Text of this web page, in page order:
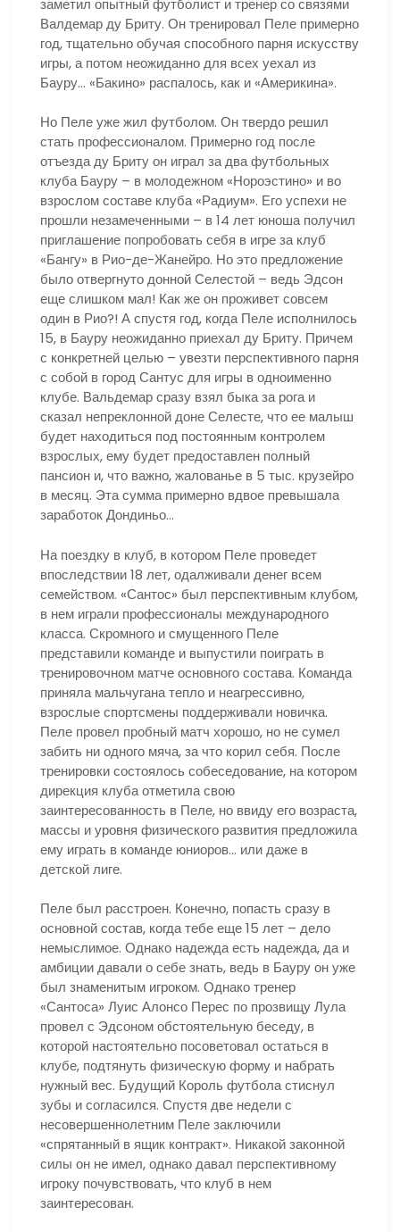
Валдемар ду Бриту. Он тренировал Пеле примерно
год, тщательно обучая способного парня искусству
игры, а потом неожиданно для всех уехал из
Бауру… «Бакино» распалось, как и «Америкина».
Но Пеле уже жил футболом. Он твердо решил
стать профессионалом. Примерно год после
отъезда ду Бриту он играл за два футбольных
клуба Бауру – в молодежном «Нороэстино» и во
взрослом составе клуба «Радиум». Его успехи не
прошли незамеченными – в 14 лет юноша получил
приглашение попробовать себя в игре за клуб
«Бангу» в Рио-де-Жанейро. Но это предложение
было отвергнуто донной Селестой – ведь Эдсон
еще слишком мал! Как же он проживет совсем
один в Рио?! А спустя год, когда Пеле исполнилось
15, в Бауру неожиданно приехал ду Бриту. Причем
с конкретней целью – увезти перспективного парня
с собой в город Сантус для игры в одноименно
клубе. Вальдемар сразу взял быка за рога и
сказал непреклонной доне Селесте, что ее малыш
будет находиться под постоянным контролем
взрослых, ему будет предоставлен полный
пансион и, что важно, жалованье в 5 тыс. крузейро
в месяц. Эта сумма примерно вдвое превышала
заработок Дондиньо…
На поездку в клуб, в котором Пеле проведет
впоследствии 18 лет, одалживали денег всем
семейством. «Сантос» был перспективным клубом,
в нем играли профессионалы международного
класса. Скромного и смущенного Пеле
представили команде и выпустили поиграть в
тренировочном матче основного состава. Команда
приняла мальчугана тепло и неагрессивно,
взрослые спортсмены поддерживали новичка.
Пеле провел пробный матч хорошо, но не сумел
забить ни одного мяча, за что корил себя. После
тренировки состоялось собеседование, на котором
дирекция клуба отметила свою
заинтересованность в Пеле, но ввиду его возраста,
массы и уровня физического развития предложила
ему играть в команде юниоров… или даже в
детской лиге.
Пеле был расстроен. Конечно, попасть сразу в
основной состав, когда тебе еще 15 лет – дело
немыслимое. Однако надежда есть надежда, да и
амбиции давали о себе знать, ведь в Бауру он уже
был знаменитым игроком. Однако тренер
«Сантоса» Луис Алонсо Перес по прозвищу Лула
провел с Эдсоном обстоятельную беседу, в
которой настоятельно посоветовал остаться в
клубе, подтянуть физическую форму и набрать
нужный вес. Будущий Король футбола стиснул
зубы и согласился. Спустя две недели с
несовершеннолетним Пеле заключили
«спрятанный в ящик контракт». Никакой законной
силы он не имел, однако давал перспективному
игроку почувствовать, что клуб в нем
заинтересован.